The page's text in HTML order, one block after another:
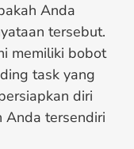
Anda
tersebut.
memiliki bobot
task yang
diri
Anda tersendiri